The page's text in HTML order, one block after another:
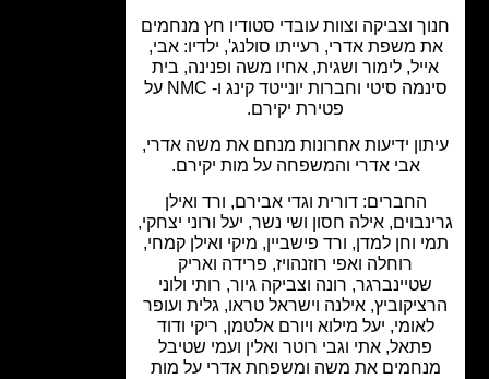
וצביקה וצוות עובדי סטודיו חץ מנחמים
משפת אדרי, רעייתו סולנג', ילדיו: אבי,
לימור ושגית, אחיו משה ופנינה, בית
סינמה סיטי וחברות יונייטד קינג ו- NMC על
פטירת יקירם.
ידיעות אחרונות מנחם את משה אדרי,
אבי אדרי והמשפחה על מות יקירם.
החברים: דורית וגדי אבירם, ורד ואילן
אילה חסון ושי נשר, יעל ורוני יצחקי,
וחן למדן, ורד פישביין, מיקי ואילן קמחי,
רוחלה ואפי רוזנהויז, פרידה ואריק
שטיינברגר, רונה וצביקה גיור, רותי ולוני
אילנה וישראל טראו, גלית ועופר
יעל מילוא ויורם אלטמן, ריקי ודוד
פתאל, אתי וגבי רוטר ואלין ועמי שטיבל
את משה ומשפחת אדרי על מות